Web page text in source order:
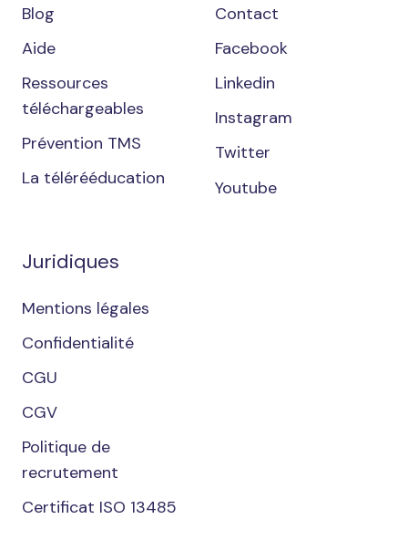
Blog
Aide
Ressources
téléchargeables
Prévention TMS
La télérééducation
Contact
Facebook
Linkedin
Instagram
Twitter
Youtube
Juridiques
Mentions légales
Confidentialité
CGU
CGV
Politique de
recrutement
Certificat ISO 13485